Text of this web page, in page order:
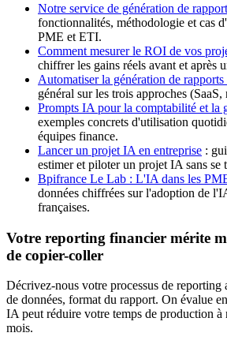
Notre service de génération de
fonctionnalités, méthodologie et cas
PME et ETI.
Comment mesurer le ROI de vos
chiffrer les gains réels avant et après
Automatiser la génération de
général sur les trois approches
Prompts IA pour la comptabilité et la
exemples concrets d'utilisation
équipes finance.
Lancer un projet IA en entreprise :
estimer et piloter un projet IA sans se
Bpifrance Le Lab : L'IA dans les
données chiffrées sur l'adoption de
françaises.
Votre reporting financier mérite
de copier-coller
Décrivez-nous votre processus de reporting
de données, format du rapport. On évalue
IA peut réduire votre temps de production à
mois.